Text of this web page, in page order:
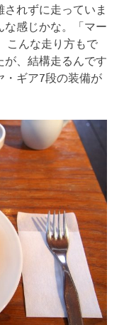
れずに走っていま
な感じかな。「マー
こんな走り方もで
が、結構走るんです
・ギア7段の装備が